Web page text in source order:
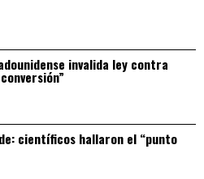
invalida ley contra
científicos hallaron el “punto